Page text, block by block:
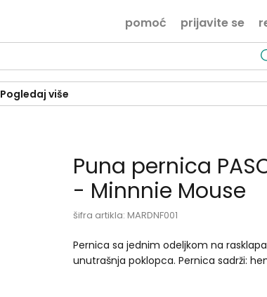
prijavite se
pomoć
Pogledaj više
Puna pernica
- Minnnie Mouse
šifra artikla: MARDNF001
Pernica sa jednim odeljkom na
unutrašnja poklopca. Pernica sadrži: